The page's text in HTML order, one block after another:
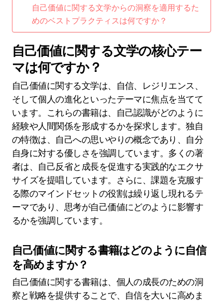
自己価値に関する文学からの洞察を適用するた
めのベストプラクティスは何ですか？
自己価値に関する文学の核心テー
マは何ですか？
自己価値に関する文学は、自信、レジリエンス、
そして個人の進化といったテーマに焦点を当てて
います。これらの書籍は、自己認識がどのように
経験や人間関係を形成するかを探求します。独自
の特徴は、自己への思いやりの概念であり、自分
自身に対する優しさを強調しています。多くの著
者は、自己反省と成長を促進する実践的なエクサ
サイズを提唱しています。さらに、課題を克服す
る際のマインドセットの役割は繰り返し現れるテ
ーマであり、思考が自己価値にどのように影響す
るかを強調しています。
自己価値に関する書籍はどのように自信
を高めますか？
自己価値に関する書籍は、個人の成長のための洞
察と戦略を提供することで、自信を大いに高めま